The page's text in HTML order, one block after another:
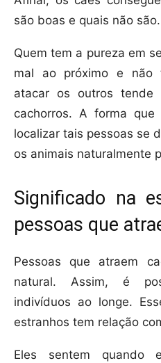
são boas e quais não são.
Quem tem a pureza em
mal ao próximo e não
atacar os outros
cachorros. A forma
localizar tais pessoas se
os animais naturalmente
Significado na
pessoas que
Pessoas que atraem
natural. Assim, é
indivíduos ao longe.
estranhos tem relação
Eles sentem quando